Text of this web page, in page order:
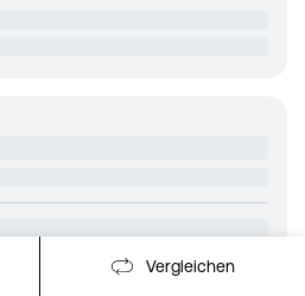
Vergleichen